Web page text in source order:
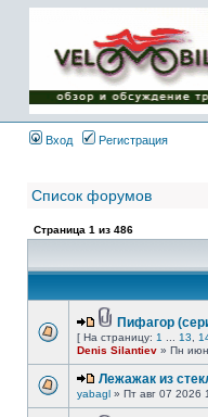
Имя пользователя:
Пароль:
{ LOG_ME_IN_SHORT
}
Вход
Регистрация
Список форумов
Страница 1 из 486
Пифагор
[ На страницу: 1 13
Denis Silantiev » Пн
Лежажак из
yabagl » Пт авг 07 2026